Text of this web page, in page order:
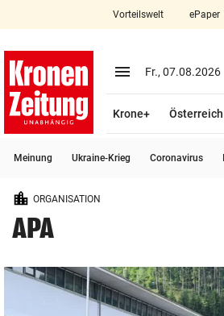
account_circle Anmelden
bookmark
search
Suchbegriff
eingeben
Vorteilswelt ePaper
menu Menü aufklappen
Fr., 07.08.2026
Krone+ Österreich
Meinung Ukraine-Krieg Coronavirus
ORGANISATION
APA